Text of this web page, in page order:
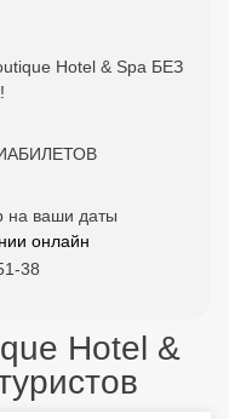
Hotel & Spa БЕЗ
на ваши даты
онлайн
38
Hotel &